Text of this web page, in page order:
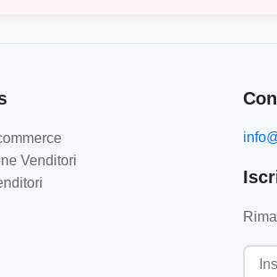
Venditori